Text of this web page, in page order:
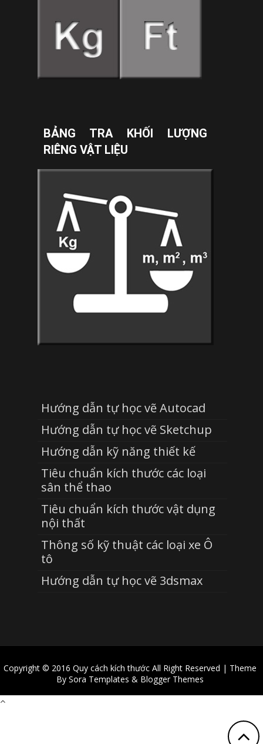
BẢNG TRA KHỐI LƯỢNG
RIÊNG VẬT LIỆU
Hướng dẫn tự học vẽ Autocad
Hướng dẫn tự học vẽ Sketchup
Hướng dẫn kỹ năng thiết kế
Tiêu chuẩn kích thước các loại
sân thể thao
Tiêu chuẩn kích thước vật dụng
nội thất
Thông số kỹ thuật các loại xe Ô
tô
Hướng dẫn tự học vẽ 3dsmax
Copyright © 2016 Quy cách kích thướcAll Right Reserved | Theme
By Sora Templates & Blogger Themes